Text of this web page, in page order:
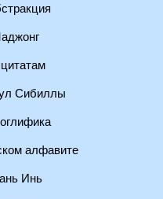
Сибиллы
алфавите
Инь